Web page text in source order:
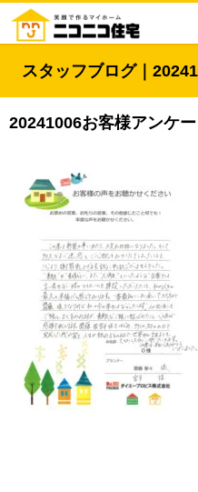
スタッフブログ｜
20241006お客様アンケ